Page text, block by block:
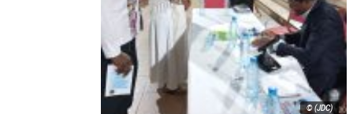
© (JDC)